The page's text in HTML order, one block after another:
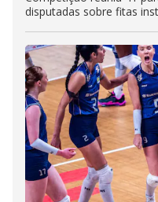
disputadas sobre fitas